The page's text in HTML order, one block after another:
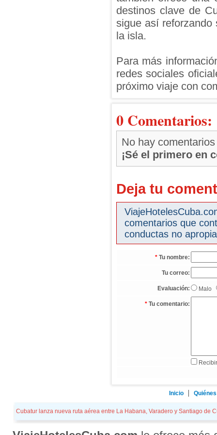
destinos clave de
sigue así
la isla.
Para más
redes sociales
próximo viaje con
0 Comentarios:
No hay comentarios
¡Sé el primero en
Deja tu
comentarios que
conductas no
* Tu nombre:
Tu correo:
Evaluación: Malo
* Tu comentario:
Inicio
Cubatur lanza nueva ruta aérea entre La Habana, Varadero y Santiago de